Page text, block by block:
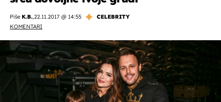
Piše K.B.,22.11.2017 @ 14:55
CELEBRITY
KOMENTARI
OMOGUĆI OBAVIJESTI